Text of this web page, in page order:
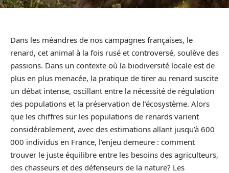
Dans les méandres de nos campagnes françaises, le
renard, cet animal à la fois rusé et controversé, soulève des
passions. Dans un contexte où la biodiversité locale est de
plus en plus menacée, la pratique de tirer au renard suscite
un débat intense, oscillant entre la nécessité de régulation
des populations et la préservation de l’écosystème. Alors
que les chiffres sur les populations de renards varient
considérablement, avec des estimations allant jusqu’à 600
000 individus en France, l’enjeu demeure : comment
trouver le juste équilibre entre les besoins des agriculteurs,
des chasseurs et des défenseurs de la nature? Les